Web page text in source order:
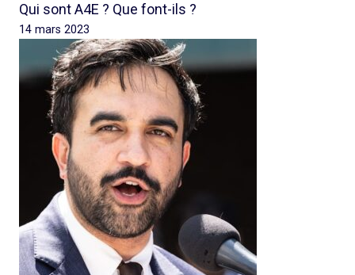
Qui sont A4E ? Que font-ils ?
14 mars 2023